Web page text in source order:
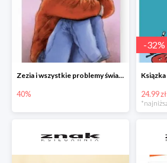
Zezia i wszystkie problemy świata
40%
-32%
24.99 zł